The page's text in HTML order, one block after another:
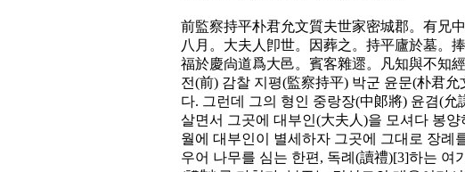
前監察持平朴君允文質夫世家密城郡。有兄
八月。大夫人卽世。因葬之。持平廬於墓。
福於慶尙道爲大邑。賓客雜遝。凡知與不知
전(前) 감찰 지평(監察持平) 박군 윤문(朴君
다. 그런데 그의 형인 중랑장(中郞將) 윤겸(
살면서 그곳에 대부인(大夫人)을 모셔다 봉
월에 대부인이 별세하자 그곳에 그대로 장례
우어 나무를 심는 한편, 독례(讀禮)[3]하는 여